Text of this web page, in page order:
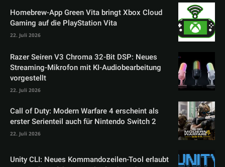
Homebrew-App Green Vita bringt Xbox Cloud
Gaming auf die PlayStation Vita
22. Juli 2026
Razer Seiren V3 Chroma 32-Bit DSP: Neues
Streaming-Mikrofon mit KI-Audiobearbeitung
vorgestellt
22. Juli 2026
Call of Duty: Modern Warfare 4 erscheint als
erster Serienteil auch für Nintendo Switch 2
22. Juli 2026
Unity CLI: Neues Kommandozeilen-Tool erlaubt